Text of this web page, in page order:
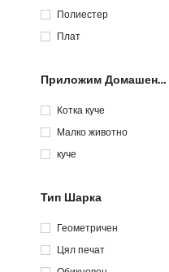
Полиестер
Плат
Приложим Домашен
Котка куче
Малко животно
куче
Тип Шарка
Геометричен
Цял печат